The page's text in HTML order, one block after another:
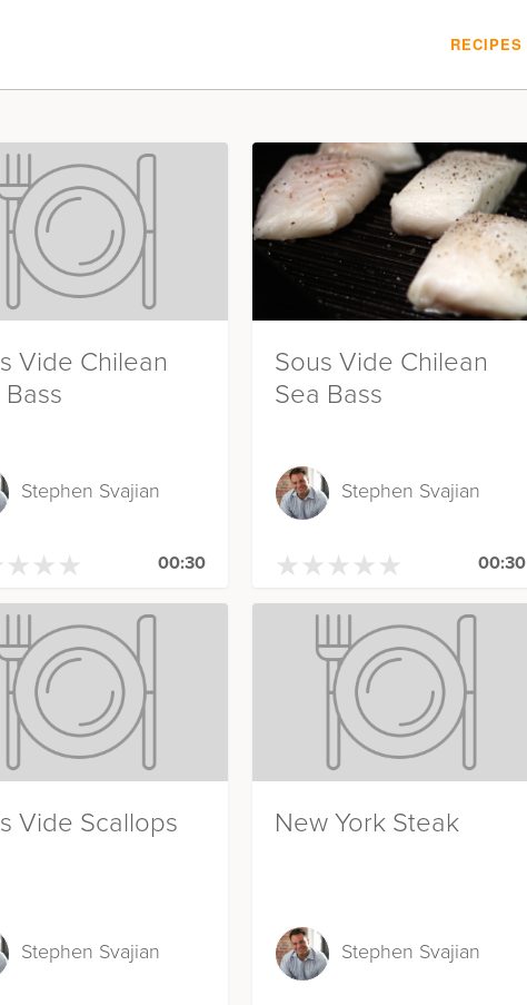
RECIPES
Vide Chilean
Stephen Svajian
★ ★ ★
★ ★ ★ 00:30
Sous Vide Chilean
Sea Bass
Stephen Svajian
★ ★ ★ ★ ★
★ ★ ★ ★ ★ 00:30
Vide Scallops
Stephen Svajian
New York Steak
Stephen Svajian